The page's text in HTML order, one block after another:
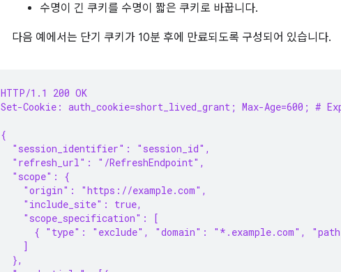
수명이 긴 쿠키를 수명이 짧은 쿠키로 바꿉니다.
다음 예에서는 단기 쿠키가 10분 후에 만료되도록 구성되어 있습니다.
HTTP/1.1 200 OK
Set-Cookie: auth_cookie=short_lived_grant; Max-Age=600; #
{
  "session_identifier": "session_id",
  "refresh_url": "/RefreshEndpoint",
  "scope": {
    "origin": "https://example.com",
    "include_site": true,
    "scope_specification": [
{ "type": "exclude", "domain": "*.example.com",
    ]
  },